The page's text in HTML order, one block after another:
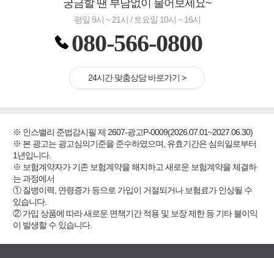
궁금할 땐 부담없이 물어보세요~
평일 9시 ~ 21시 / 토요일 10시 ~ 16시
080-566-0800
24시간 맞춤상담 바로가기 >
※ 인스밸리 준법감시필 제 2607-광고P-0009(2026.07.01~2027.06.30)
※ 본 광고는 광고심의기준을 준수하였으며, 유효기간은 심의일로부터
1년입니다.
※ 보험계약자가 기존 보험계약을 해지하고 새로운 보험계약을 체결하
는 과정에서
① 질병이력, 연령증가 등으로 가입이 거절되거나 보험료가 인상될 수
있습니다.
② 가입 상품에 따라 새로운 면책기간 적용 및 보장 제한 등 기타 불이익
이 발생할 수 있습니다.